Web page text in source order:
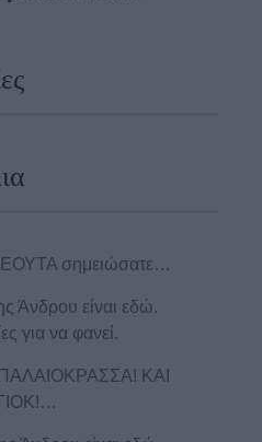
σημειώσατε…
Άνδρου είναι εδώ.
για να φανεί.
ΚΑΙ